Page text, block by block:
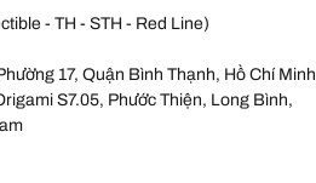
- TH - STH - Red Line)
17, Quận Bình Thạnh, Hồ Chí Minh
S7.05, Phước Thiện, Long Bình,